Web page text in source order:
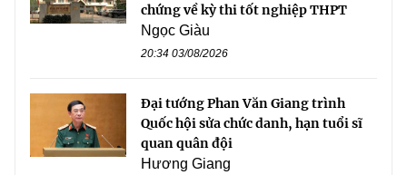
chứng về kỳ thi tốt nghiệp THPT
Ngọc Giàu
20:34 03/08/2026
Đại tướng Phan Văn Giang trình
Quốc hội sửa chức danh, hạn tuổi sĩ
quan quân đội
Hương Giang